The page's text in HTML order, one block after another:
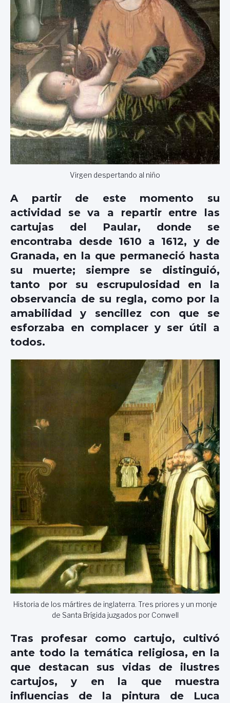
Virgen despertando al niño
A partir de este momento su
actividad se va a repartir entre las
cartujas del Paular, donde se
encontraba desde 1610 a 1612, y de
Granada, en la que permaneció hasta
su muerte; siempre se distinguió,
tanto por su escrupulosidad en la
observancia de su regla, como por la
amabilidad y sencillez con que se
esforzaba en complacer y ser útil a
todos.
Historia de los mártires de inglaterra. Tres priores y un monje
de Santa Brígida juzgados por Conwell
Tras profesar como cartujo, cultivó
ante todo la temática religiosa, en la
que destacan sus vidas de ilustres
cartujos, y en la que muestra
influencias de la pintura de Luca